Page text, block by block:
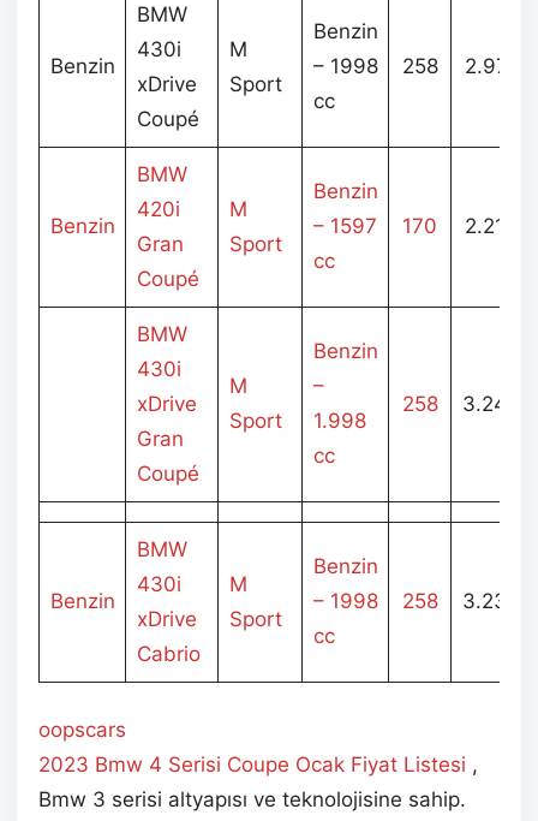
Benzin
BMW
430i
xDrive
Coupé
M
Sport
Benzin
– 1998
cc
258
Benzin
BMW
420i
Gran
Coupé
M
Sport
Benzin
– 1597
cc
170
BMW
430i
xDrive
Gran
Coupé
M
Sport
Benzin
–
1.998
cc
258
Benzin
BMW
430i
xDrive
Cabrio
M
Sport
Benzin
– 1998
cc
258
oopscars
2023 Bmw 4 Serisi Coupe Ocak Fiyat Listesi ,
Bmw 3 serisi altyapısı ve teknolojisine sahip.